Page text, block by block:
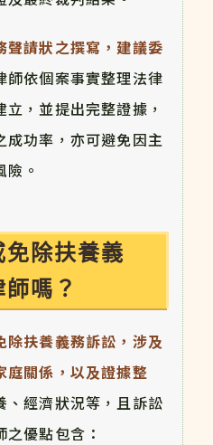
聲請狀之撰寫，建議委
師依個案事實整理法律
，並提出完整證據，
成功率，亦可避免因主
。
除扶養義
嗎？
除扶養義務訴訟，涉及
庭關係，以及證據整
、經濟狀況等，且訴訟
優點包含：